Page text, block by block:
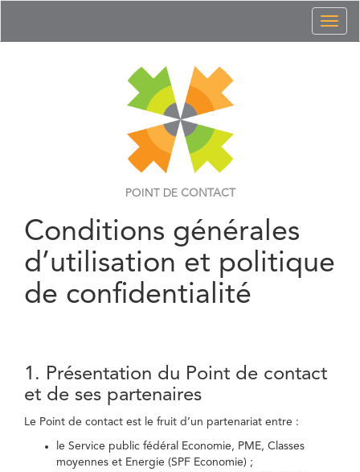
POINT DE CONTACT
Conditions générales
d’utilisation et politique
de confidentialité
1. Présentation du Point de contact
et de ses partenaires
Le Point de contact est le fruit d’un partenariat entre :
le Service public fédéral Economie, PME, Classes
moyennes et Energie (SPF Economie) ;